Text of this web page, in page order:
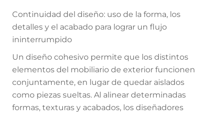
Continuidad del diseño: uso de la forma, los
detalles y el acabado para lograr un flujo
ininterrumpido
Un diseño cohesivo permite que los distintos
elementos del mobiliario de exterior funcionen
conjuntamente, en lugar de quedar aislados
como piezas sueltas. Al alinear determinadas
formas, texturas y acabados, los diseñadores